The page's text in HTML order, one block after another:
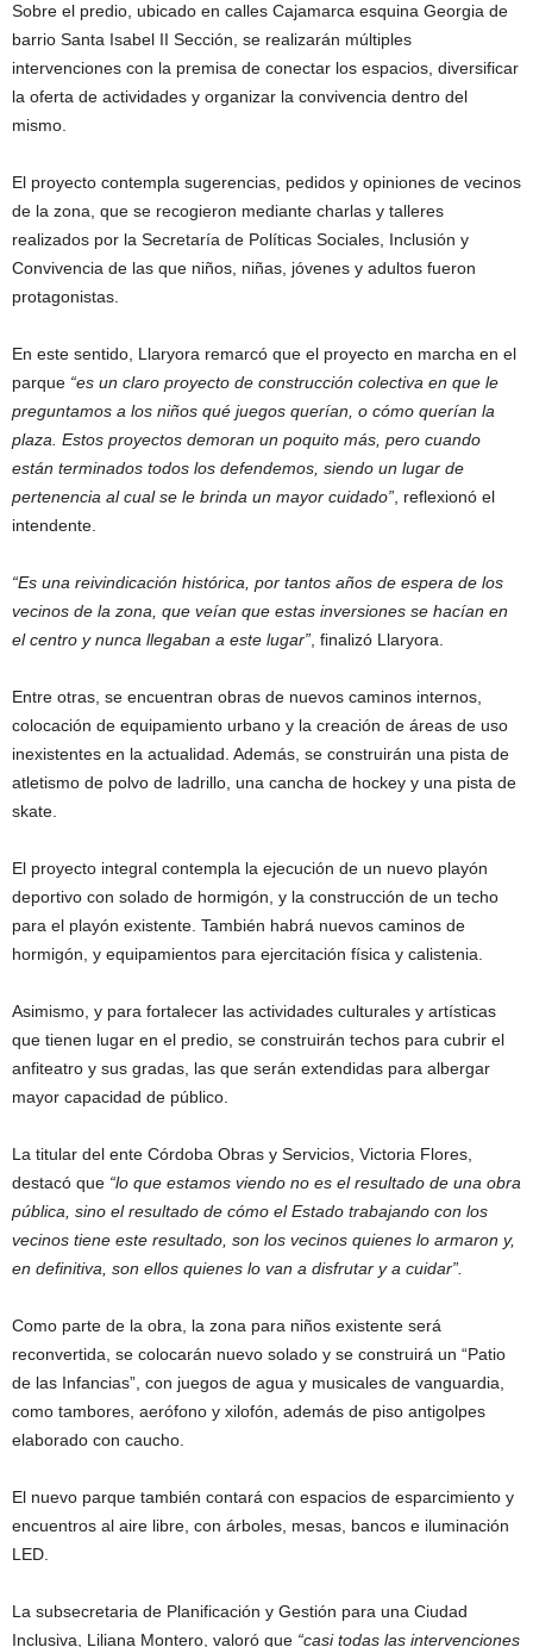
Sobre el predio, ubicado en calles Cajamarca esquina Georgia de
barrio Santa Isabel II Sección, se realizarán múltiples
intervenciones con la premisa de conectar los espacios, diversificar
la oferta de actividades y organizar la convivencia dentro del
mismo.
El proyecto contempla sugerencias, pedidos y opiniones de vecinos
de la zona, que se recogieron mediante charlas y talleres
realizados por la Secretaría de Políticas Sociales, Inclusión y
Convivencia de las que niños, niñas, jóvenes y adultos fueron
protagonistas.
En este sentido, Llaryora remarcó que el proyecto en marcha en el
parque “es un claro proyecto de construcción colectiva en que le
preguntamos a los niños qué juegos querían, o cómo querían la
plaza. Estos proyectos demoran un poquito más, pero cuando
están terminados todos los defendemos, siendo un lugar de
pertenencia al cual se le brinda un mayor cuidado” , reflexionó el
intendente.
“Es una reivindicación histórica, por tantos años de espera de los
vecinos de la zona, que veían que estas inversiones se hacían en
el centro y nunca llegaban a este lugar” , finalizó Llaryora.
Entre otras, se encuentran obras de nuevos caminos internos,
colocación de equipamiento urbano y la creación de áreas de uso
inexistentes en la actualidad. Además, se construirán una pista de
atletismo de polvo de ladrillo, una cancha de hockey y una pista de
skate.
El proyecto integral contempla la ejecución de un nuevo playón
deportivo con solado de hormigón, y la construcción de un techo
para el playón existente. También habrá nuevos caminos de
hormigón, y equipamientos para ejercitación física y calistenia.
Asimismo, y para fortalecer las actividades culturales y artísticas
que tienen lugar en el predio, se construirán techos para cubrir el
anfiteatro y sus gradas, las que serán extendidas para albergar
mayor capacidad de público.
La titular del ente Córdoba Obras y Servicios, Victoria Flores,
destacó que “lo que estamos viendo no es el resultado de una obra
pública, sino el resultado de cómo el Estado trabajando con los
vecinos tiene este resultado, son los vecinos quienes lo armaron y,
en definitiva, son ellos quienes lo van a disfrutar y a cuidar”.
Como parte de la obra, la zona para niños existente será
reconvertida, se colocarán nuevo solado y se construirá un “Patio
de las Infancias”, con juegos de agua y musicales de vanguardia,
como tambores, aerófono y xilofón, además de piso antigolpes
elaborado con caucho.
El nuevo parque también contará con espacios de esparcimiento y
encuentros al aire libre, con árboles, mesas, bancos e iluminación
LED.
La subsecretaria de Planificación y Gestión para una Ciudad
Inclusiva, Liliana Montero, valoró que “casi todas las intervenciones